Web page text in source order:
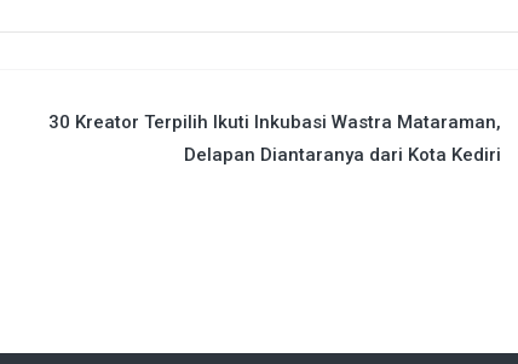
30 Kreator Terpilih Ikuti Inkubasi Wastra Mataraman,
Delapan Diantaranya dari Kota Kediri